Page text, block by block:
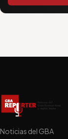
Noticias del GBA